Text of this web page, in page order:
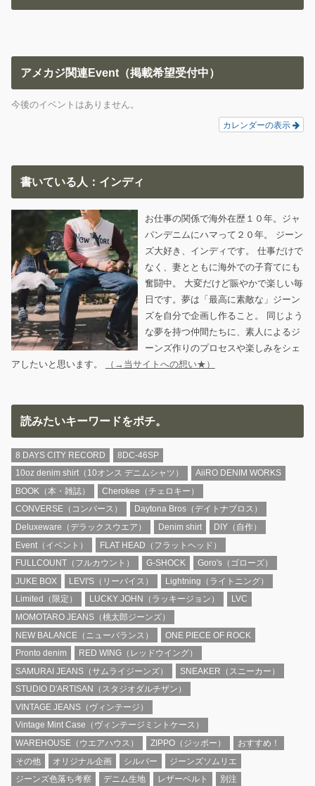
アメカジ関連Event（掲載希望受付中）
今後のイベントはありません。
カレンダーの表示
書いている人：インディ
お仕事の関係で海外在歴１０年。ジャ
パンデニムにハマって２０年。 ジーン
ズ大好き、インディです。 仕事だけで
なく、妻とともに海外での子育てにも
奮闘中。 大変だけど賑やかで楽しい毎
日です。夢は「最高に素敵な」ジーン
ズを自分で企画し作ること。 同じよう
な夢を持つ仲間たちに、素人によるジ
ーンズ作りのプロセスや楽しみをシェ
アしたいと思います。
（→当サイトへの想い★）
読みたいキーワードをポチ。
8 DAYS CITY RECORD
8DC-46SP
10oz denim shirt（10オンス デニムシャツ）
AiiRO DENIM WORKS
BOOK（本・雑誌）
Cherokee（チェロキー）
CONVERSE（コンバース）
Daytona Bros（デイトナブロス）
Deluxeware（デラックスウエア）
Denim shirt
DIY（自作）
Event（イベント）
FLAT HEAD（フラットヘッド）
FULLCOUNT（フルカウント）
G-SHOCK
Goro's（ゴローズ）
JUKE BOX
LEVI'S（リーバイス）
Lightning（ライトニング）
Limited（限定）
LUCKY JOHN（ラッキージョン）
LVC
MOMOTARO JEANS（桃太郎ジーンズ）
NEW BALANCE（ニューバランス）
ONE PIECE OF ROCK
Pronto denim
RED WING（レッドウイング）
SAMURAI JEANS（サムライジーンズ）
SNEAKER（スニーカー）
STUDIO D'ARTISAN（スタジオダルチザン）
VINTAGE JEANS（ヴィンテージ）
Vintage Mint Case（ヴィンテージミントケース）
WAREHOUSE（ウエアハウス）
ZIPPO（ジッポー）
おすすめ！
その他
オリジナル企画 シルバー
ジーンズソムリエ
ジーンズ色落ち考察
デニム生地 レザーベルト
別注